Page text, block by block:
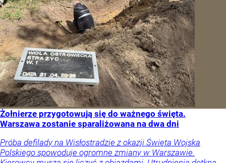
Żołnierze przygotowują się do ważnego święta.
Warszawa zostanie sparaliżowana na dwa dni
Próba defilady na Wisłostradzie z okazji Święta Wojska
Polskiego spowoduje ogromne zmiany w Warszawie.